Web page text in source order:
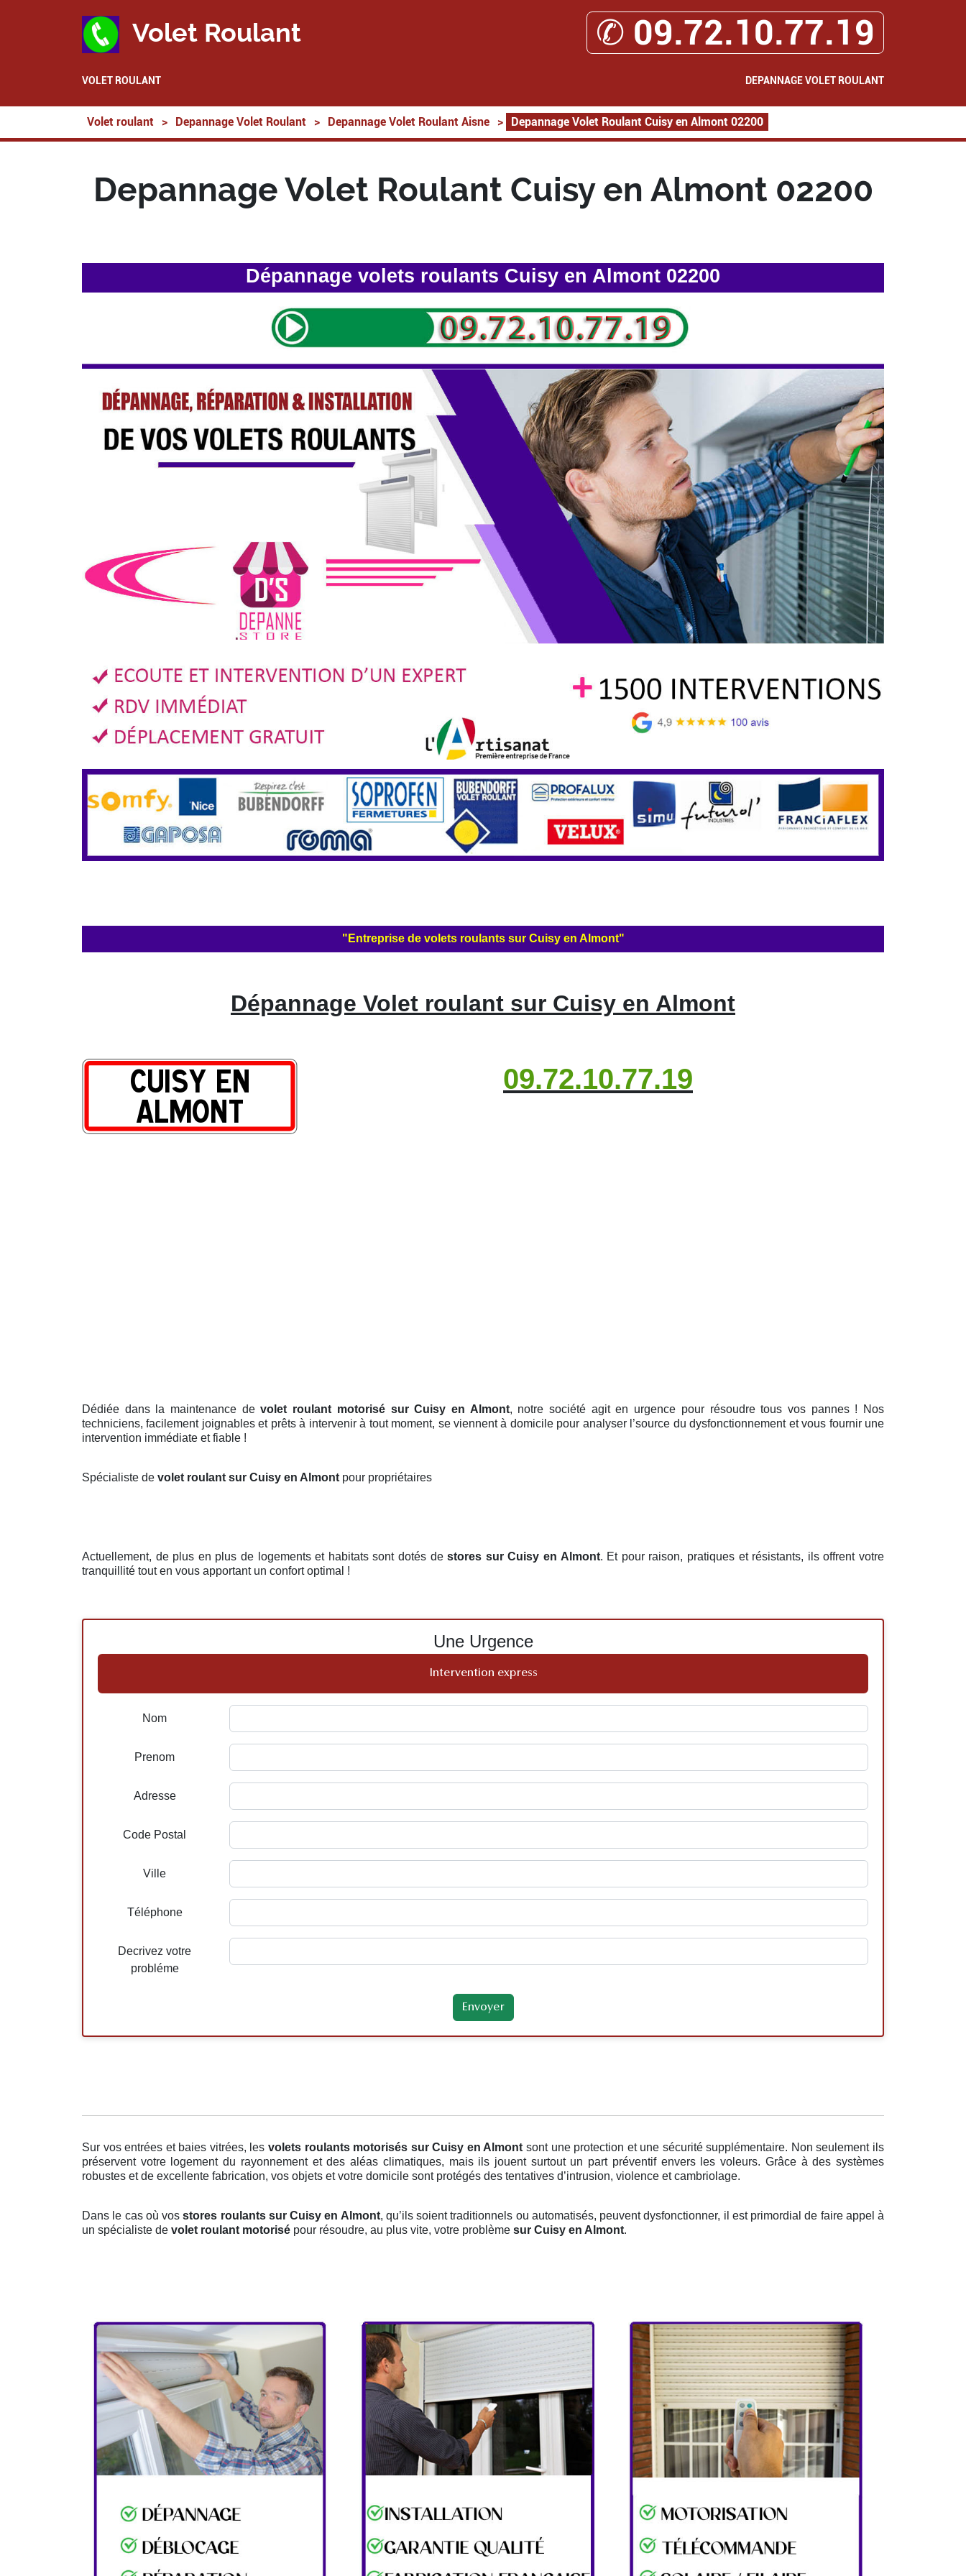
Volet Roulant ✆ 09.72.10.77.19
VOLET ROULANT DEPANNAGE VOLET ROULANT
Volet roulant > Depannage Volet Roulant > Depannage Volet Roulant Aisne > Depannage Volet Roulant Cuisy en Almont 02200
Depannage Volet Roulant Cuisy en Almont 02200
Dépannage volets roulants Cuisy en Almont 02200
"Entreprise de volets roulants sur Cuisy en Almont"
Dépannage Volet roulant sur Cuisy en Almont
09.72.10.77.19
Dédiée dans la maintenance devolet roulant motorisé sur Cuisy en Almont, notre société agit en urgence pour résoudre tous vos pannes ! Nos
techniciens, facilement joignables et prêts à intervenir à tout moment, se viennent à domicile pour analyser l’source du dysfonctionnement et vous fournir une
intervention immédiate et fiable !
Spécialiste de volet roulant sur Cuisy en Almont pour propriétaires
Actuellement, de plus en plus de logements et habitats sont dotés destores sur Cuisy en Almont. Et pour raison, pratiques et résistants, ils offrent votre
tranquillité tout en vous apportant un confort optimal !
Une Urgence
Intervention express
Nom
Prenom
Adresse
Code Postal
Ville
Téléphone
Decrivez votre
probléme
Sur vos entrées et baies vitrées, les volets roulants motorisés sur Cuisy en Almont sont une protection et une sécurité supplémentaire. Non seulement ils
préservent votre logement du rayonnement et des aléas climatiques, mais ils jouent surtout un part préventif envers les voleurs. Grâce à des systèmes
robustes et de excellente fabrication, vos objets et votre domicile sont protégés des tentatives d’intrusion, violence et cambriolage.
Dans le cas où vosstores roulants sur Cuisy en Almont, qu’ils soient traditionnels ou automatisés, peuvent dysfonctionner, il est primordial de faire appel à
un spécialiste de volet roulant motorisé pour résoudre, au plus vite, votre problème sur Cuisy en Almont.